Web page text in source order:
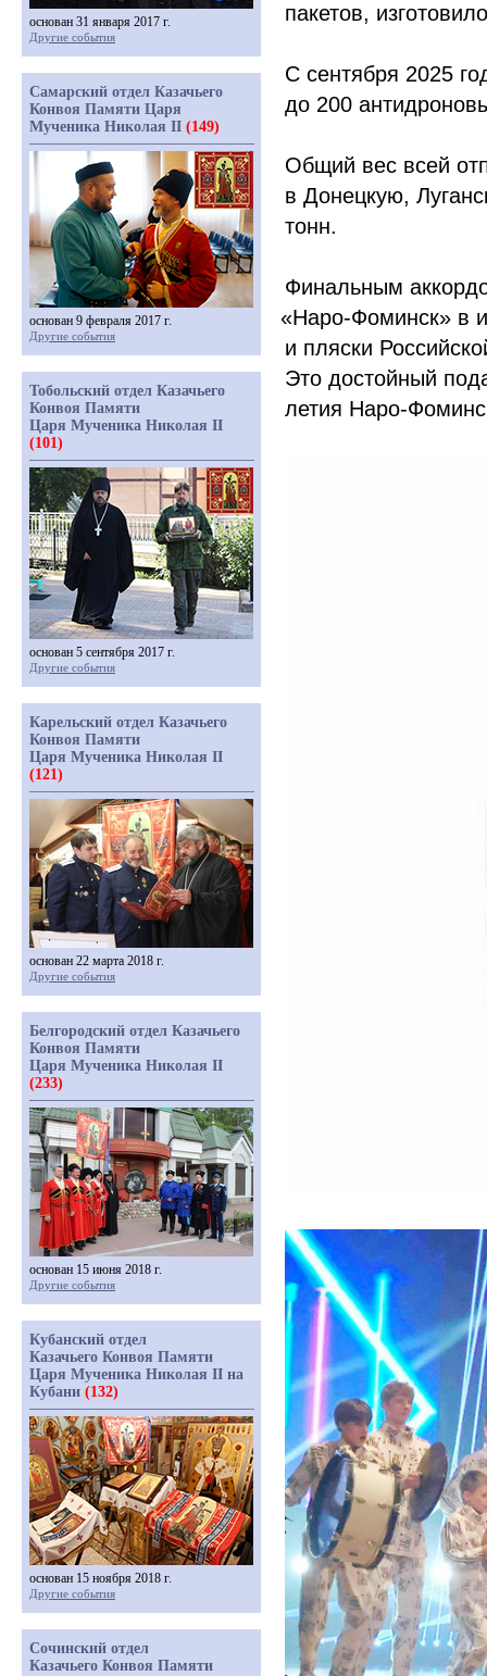
пакетов,
С сентября 2025
до 200
Общий вес всей
в Донецкую,
тонн.
Финальным
«Наро-Фоминск» в
и пляски
Это достойный
летия Наро-
основан 31 января 2017 г.
Другие события
Самарский отдел Казачьего
Конвоя Памяти Царя
Мученика Николая II (149)
основан 9 февраля 2017 г.
Другие события
Тобольский отдел Казачьего
Конвоя Памяти
Царя Мученика Николая II
(101)
основан 5 сентября 2017 г.
Другие события
Карельский отдел Казачьего
Конвоя Памяти
Царя Мученика Николая II
(121)
основан 22 марта 2018 г.
Другие события
Белгородский отдел Казачьего
Конвоя Памяти
Царя Мученика Николая II
(233)
основан 15 июня 2018 г.
Другие события
Кубанский отдел
Казачьего Конвоя Памяти
Царя Мученика Николая II на
Кубани (132)
основан 15 ноября 2018 г.
Другие события
Сочинский отдел
Казачьего Конвоя Памяти